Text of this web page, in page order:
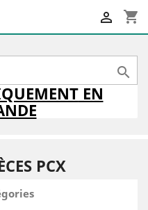
shopping_cart


EN
PCX